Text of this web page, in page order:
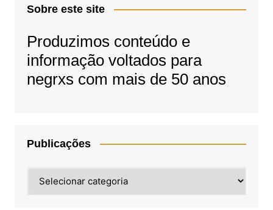
Sobre este site
Produzimos conteúdo e
informação voltados para
negrxs com mais de 50 anos
Publicações